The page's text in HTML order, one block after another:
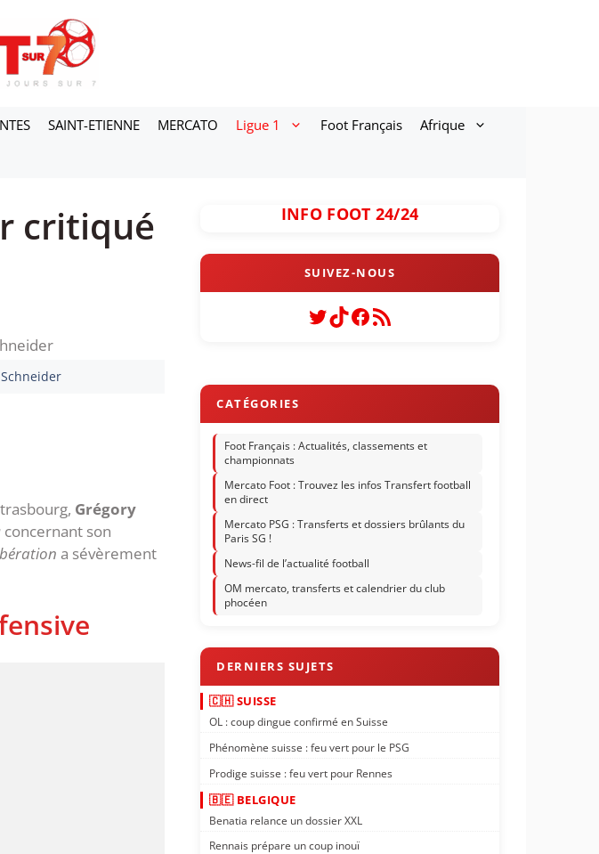
SAINT-ETIENNE MERCATO Ligue 1 Foot Français Afrique
critiqué
Grégory
concernant son
a sévèrement
INFO FOOT 24/24
Twitter
TikTok
Facebook
Flux RSS
Foot Français : Actualités, classements et
championnats
Mercato Foot : Trouvez les infos Transfert football
en direct
Mercato PSG : Transferts et dossiers brûlants du
Paris SG !
News-fil de l’actualité football
OM mercato, transferts et calendrier du club
phocéen
🇨🇭 SUISSE
OL : coup dingue confirmé en Suisse
Phénomène suisse : feu vert pour le PSG
Prodige suisse : feu vert pour Rennes
🇧🇪 BELGIQUE
Benatia relance un dossier XXL
Rennais prépare un coup inouï